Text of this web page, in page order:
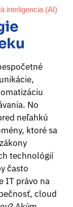
inteligencia (AI)
No
neľahkú
ktoré sa
technológií
často
IT právo na
cloud